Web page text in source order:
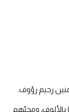
رحيم رؤوف.
وعلى آله أصحاب الرايات والسيوف، من فذّهم (١) بالألوف، ومحبّهم